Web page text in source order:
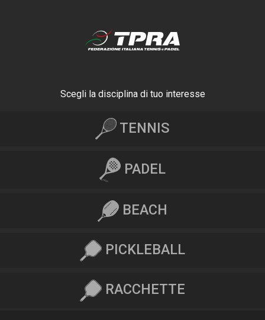
Scegli la disciplina di tuo interesse
TENNIS
PADEL
BEACH
PICKLEBALL
RACCHETTE